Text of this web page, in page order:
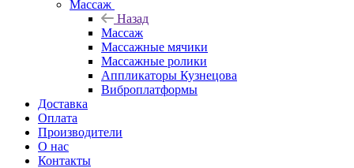
Массаж
Назад
Массаж
Массажные мячики
Массажные ролики
Аппликаторы Кузнецова
Виброплатформы
Доставка
Оплата
Производители
О нас
Контакты